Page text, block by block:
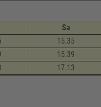
Sa
15.35
15.39
17.13